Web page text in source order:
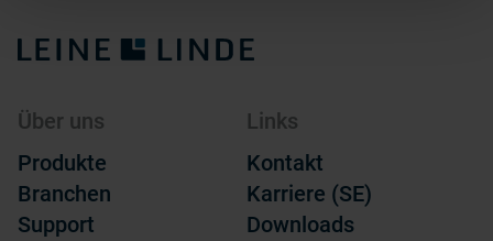
Über uns
Produkte
Branchen
Support
Links
Kontakt
Karriere (SE)
Downloads